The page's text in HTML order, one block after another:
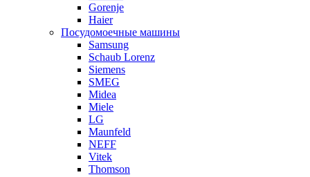
Gorenje
Haier
Посудомоечные машины
Samsung
Schaub Lorenz
Siemens
SMEG
Midea
Miele
LG
Maunfeld
NEFF
Vitek
Thomson